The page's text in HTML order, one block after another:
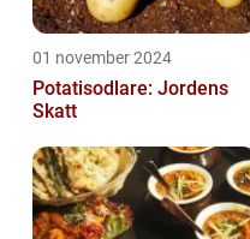
01 november 2024
Potatisodlare: Jordens
Skatt